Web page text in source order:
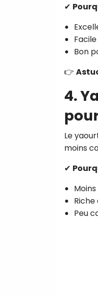
✔
Bon
👉
4.
Le
moins
✔
Peu